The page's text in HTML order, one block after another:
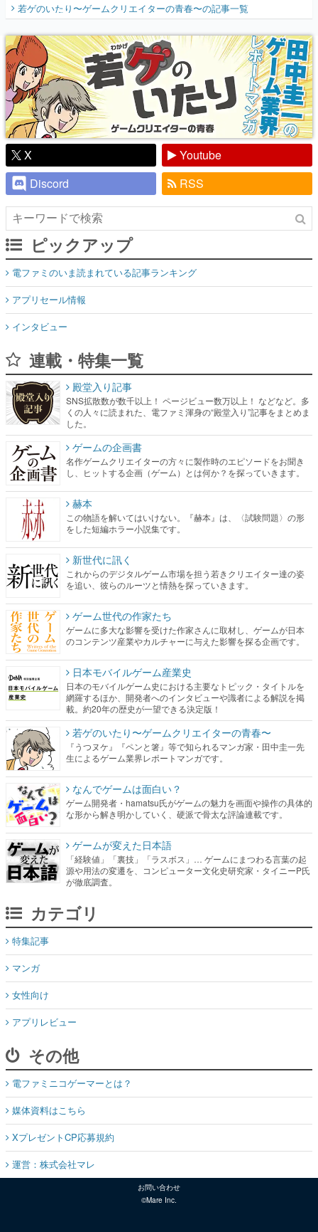
『少年ジャンプ』色だった【若ゲのいた
り】
若ゲのいたり〜ゲームクリエイターの青春〜の記事一覧
X
Youtube
Discord
RSS
ピックアップ
電ファミのいま読まれている記事ランキング
アプリセール情報
インタビュー
連載・特集一覧
殿堂入り記事
SNS拡散数が数千以上！ ページビュー数万以上！ などなど。多
くの人々に読まれた、電ファミ渾身の“殿堂入り”記事をまとめま
した。
ゲームの企画書
名作ゲームクリエイターの方々に製作時のエピソードをお聞き
し、ヒットする企画（ゲーム）とは何か？を探っていきます。
赫本
この物語を解いてはいけない。『赫本』は、〈試験問題〉の形
をした短編ホラー小説集です。
新世代に訊く
これからのデジタルゲーム市場を担う若きクリエイター達の姿
を追い、彼らのルーツと情熱を探っていきます。
ゲーム世代の作家たち
ゲームに多大な影響を受けた作家さんに取材し、ゲームが日本
のコンテンツ産業やカルチャーに与えた影響を探る企画です。
日本モバイルゲーム産業史
日本のモバイルゲーム史における主要なトピック・タイトルを
網羅するほか、開発者へのインタビューや識者による解説を掲
載。約20年の歴史が一望できる決定版！
若ゲのいたり〜ゲームクリエイターの青春〜
『うつヌケ』『ペンと箸』等で知られるマンガ家・田中圭一先
生によるゲーム業界レポートマンガです。
なんでゲームは面白い？
ゲーム開発者・hamatsu氏がゲームの魅力を画面や操作の具体的
な形から解き明かしていく、硬派で骨太な評論連載です。
ゲームが変えた日本語
「経験値」「裏技」「ラスボス」… ゲームにまつわる言葉の起
源や用法の変遷を、コンピューター文化史研究家・タイニーP氏
が徹底調査。
カテゴリ
特集記事
マンガ
女性向け
アプリレビュー
その他
電ファミニコゲーマーとは？
媒体資料はこちら
XプレゼントCP応募規約
運営：株式会社マレ
お問い合わせ
©Mare Inc.